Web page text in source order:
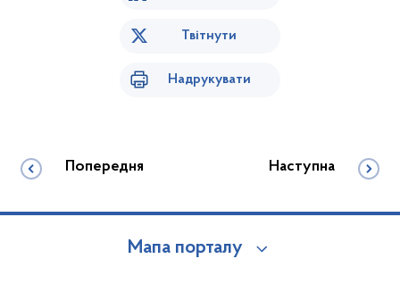
Твітнути
Надрукувати
Попередня Наступна
Мапа порталу